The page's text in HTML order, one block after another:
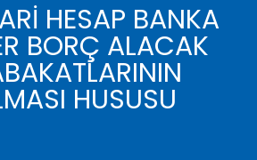
HESAP BANKA
BORÇ ALACAK
HUSUSU